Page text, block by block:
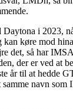
i 2023,
kan køre mod
det, så har
der er ved at
år til at hedde
navn som